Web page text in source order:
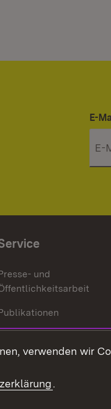
E-
und
Mediathek
verwenden wir
.